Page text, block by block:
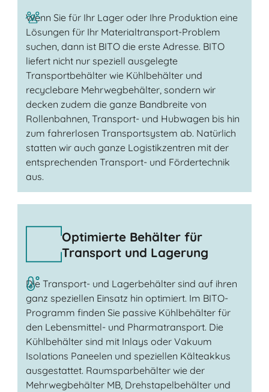
Wenn Sie für Ihr Lager oder Ihre Produktion eine
Lösungen für Ihr Materialtransport-Problem
suchen, dann ist BITO die erste Adresse. BITO
liefert nicht nur speziell ausgelegte
Transportbehälter wie Kühlbehälter und
recyclebare Mehrwegbehälter, sondern wir
decken zudem die ganze Bandbreite von
Rollenbahnen, Transport- und Hubwagen bis hin
zum fahrerlosen Transportsystem ab. Natürlich
statten wir auch ganze Logistikzentren mit der
entsprechenden Transport- und Fördertechnik
aus.
Optimierte Behälter für
Transport und Lagerung
Die Transport- und Lagerbehälter sind auf ihren
ganz speziellen Einsatz hin optimiert. Im BITO-
Programm finden Sie passive Kühlbehälter für
den Lebensmittel- und Pharmatransport. Die
Kühlbehälter sind mit Inlays oder Vakuum
Isolations Paneelen und speziellen Kälteakkus
ausgestattet. Raumsparbehälter wie der
Mehrwegbehälter MB, Drehstapelbehälter und